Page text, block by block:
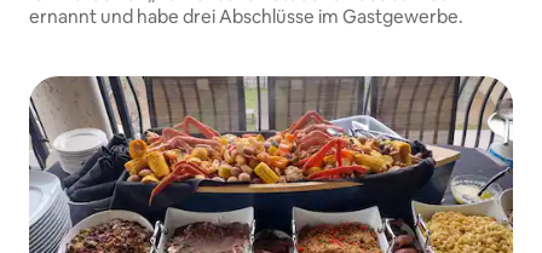
ernannt und habe drei Abschlüsse im Gastgewerbe.